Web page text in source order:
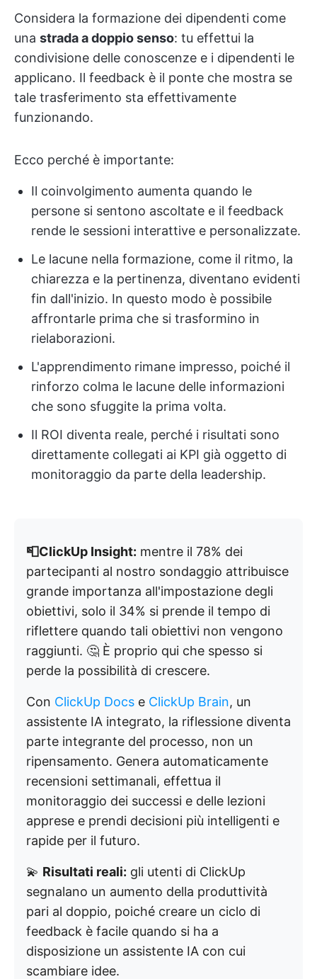
Considera la formazione dei dipendenti come
una strada a doppio senso: tu effettui la
condivisione delle conoscenze e i dipendenti le
applicano. Il feedback è il ponte che mostra se
tale trasferimento sta effettivamente
funzionando.
Ecco perché è importante:
Il coinvolgimento aumenta quando le
persone si sentono ascoltate e il feedback
rende le sessioni interattive e personalizzate.
Le lacune nella formazione, come il ritmo, la
chiarezza e la pertinenza, diventano evidenti
fin dall'inizio. In questo modo è possibile
affrontarle prima che si trasformino in
rielaborazioni.
L'apprendimento rimane impresso, poiché il
rinforzo colma le lacune delle informazioni
che sono sfuggite la prima volta.
Il ROI diventa reale, perché i risultati sono
direttamente collegati ai KPI già oggetto di
monitoraggio da parte della leadership.
📮ClickUp Insight: mentre il 78% dei
partecipanti al nostro sondaggio attribuisce
grande importanza all'impostazione degli
obiettivi, solo il 34% si prende il tempo di
riflettere quando tali obiettivi non vengono
raggiunti. 🤔 È proprio qui che spesso si
perde la possibilità di crescere.
Con ClickUp Docs e ClickUp Brain, un
assistente IA integrato, la riflessione diventa
parte integrante del processo, non un
ripensamento. Genera automaticamente
recensioni settimanali, effettua il
monitoraggio dei successi e delle lezioni
apprese e prendi decisioni più intelligenti e
rapide per il futuro.
💫 Risultati reali: gli utenti di ClickUp
segnalano un aumento della produttività
pari al doppio, poiché creare un ciclo di
feedback è facile quando si ha a
disposizione un assistente IA con cui
scambiare idee.